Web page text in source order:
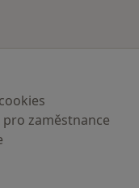
zaměstnance